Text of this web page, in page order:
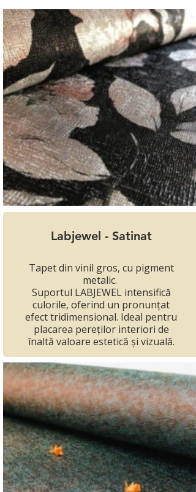
Labjewel - Satinat
Tapet din vinil gros, cu pigment
metalic.
Suportul LABJEWEL intensifică
culorile, oferind un pronunțat
efect tridimensional. Ideal pentru
placarea pereților interiori de
înaltă valoare estetică și vizuală.